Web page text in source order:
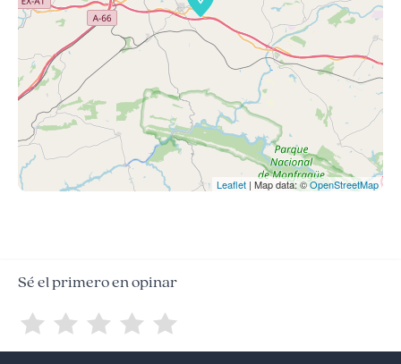
Leaflet | Map data: ©OpenStreetMap
Sé el primero en opinar